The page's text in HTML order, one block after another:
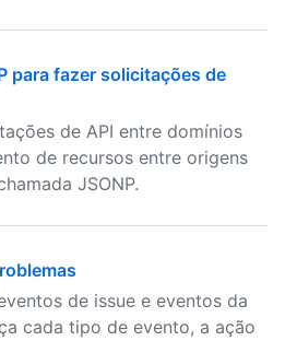
para fazer solicitações de
de API entre domínios
de recursos entre origens
JSONP.
de issue e eventos da
cada tipo de evento, a ação